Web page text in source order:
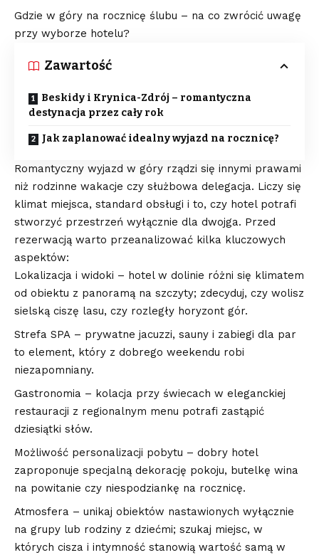
Gdzie w góry na rocznicę ślubu – na co zwrócić uwagę
przy wyborze hotelu?
Zawartość
Beskidy i Krynica-Zdrój – romantyczna
destynacja przez cały rok
Jak zaplanować idealny wyjazd na rocznicę?
Romantyczny wyjazd w góry rządzi się innymi prawami
niż rodzinne wakacje czy służbowa delegacja. Liczy się
klimat miejsca, standard obsługi i to, czy hotel potrafi
stworzyć przestrzeń wyłącznie dla dwojga. Przed
rezerwacją warto przeanalizować kilka kluczowych
aspektów:
Lokalizacja i widoki – hotel w dolinie różni się klimatem
od obiektu z panoramą na szczyty; zdecyduj, czy wolisz
sielską ciszę lasu, czy rozległy horyzont gór.
Strefa SPA – prywatne jacuzzi, sauny i zabiegi dla par
to element, który z dobrego weekendu robi
niezapomniany.
Gastronomia – kolacja przy świecach w eleganckiej
restauracji z regionalnym menu potrafi zastąpić
dziesiątki słów.
Możliwość personalizacji pobytu – dobry hotel
zaproponuje specjalną dekorację pokoju, butelkę wina
na powitanie czy niespodziankę na rocznicę.
Atmosfera – unikaj obiektów nastawionych wyłącznie
na grupy lub rodziny z dziećmi; szukaj miejsc, w
których cisza i intymność stanowią wartość samą w